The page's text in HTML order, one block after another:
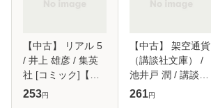
【中古】 リアル 5
/ 井上 雄彦 / 集英
社 [コミック]【メ
ール便送料無料】
253円
【中古】 架空通貨
（講談社文庫） /
池井戸 潤 / 講談社
[文庫]【メール便送
261円